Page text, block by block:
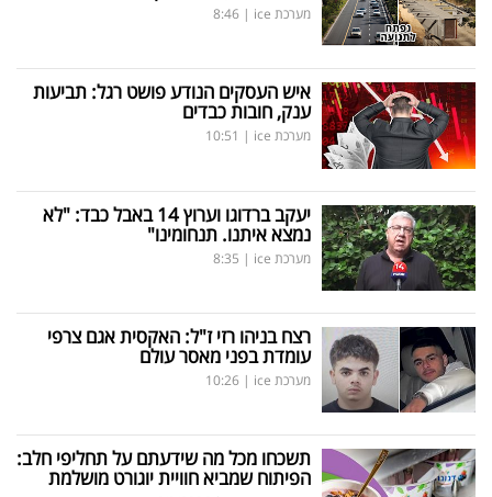
מערכת ice |
8:46
איש העסקים הנודע פושט רגל: תביעות
ענק, חובות כבדים
מערכת ice |
10:51
יעקב ברדוגו וערוץ 14 באבל כבד: "לא
נמצא איתנו. תנחומינו"
מערכת ice |
8:35
רצח בניהו רזי ז"ל: האקסית אגם צרפי
עומדת בפני מאסר עולם
מערכת ice |
10:26
תשכחו מכל מה שידעתם על תחליפי חלב:
הפיתוח שמביא חוויית יוגורט מושלמת